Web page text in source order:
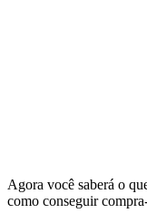
Agora você saberá o
como conseguir